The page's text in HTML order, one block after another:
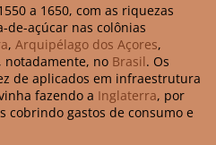
a 1650, com as riquezas
de-açúcar nas colônias
, Arquipélago dos Açores,
no Brasil. Os
de aplicados em infraestrutura
fazendo a Inglaterra, por
gastos de consumo e